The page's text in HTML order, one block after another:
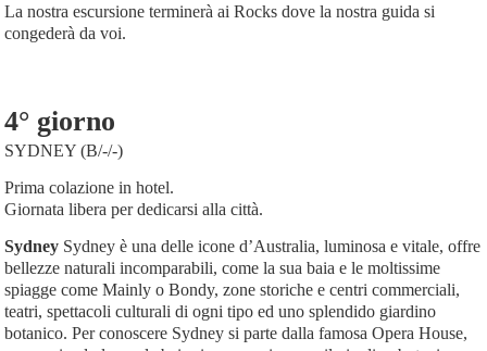
La nostra escursione terminerà ai Rocks dove la nostra guida si
congederà da voi.
4° giorno
SYDNEY (B/-/-)
Prima colazione in hotel.
Giornata libera per dedicarsi alla città.
Sydney Sydney è una delle icone d’Australia, luminosa e vitale, offre
bellezze naturali incomparabili, come la sua baia e le moltissime
spiagge come Mainly o Bondy, zone storiche e centri commerciali,
teatri, spettacoli culturali di ogni tipo ed uno splendido giardino
botanico. Per conoscere Sydney si parte dalla famosa Opera House,